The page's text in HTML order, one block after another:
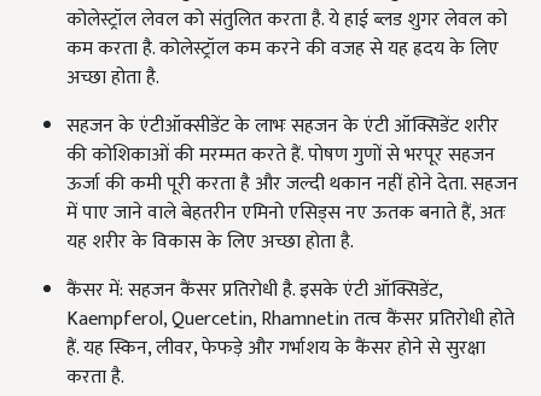
कोलेस्ट्रॉल लेवल को संतुलित करता है. ये हाई ब्लड शुगर लेवल को
कम करता है. कोलेस्ट्रॉल कम करने की वजह से यह ह्रदय के लिए
अच्छा होता है.
सहजन के एंटीऑक्सीडेंट के लाभः सहजन के एंटी ऑक्सिडेंट शरीर
की कोशिकाओं की मरम्मत करते हैं. पोषण गुणों से भरपूर सहजन
ऊर्जा की कमी पूरी करता है और जल्दी थकान नहीं होने देता. सहजन
में पाए जाने वाले बेहतरीन एमिनो एसिड्स नए ऊतक बनाते हैं, अतः
यह शरीर के विकास के लिए अच्छा होता है.
कैंसर में: सहजन कैंसर प्रतिरोधी है. इसके एंटी ऑक्सिडेंट,
Kaempferol, Quercetin, Rhamnetin तत्व कैंसर प्रतिरोधी होते
हैं. यह स्किन, लीवर, फेफड़े और गर्भाशय के कैंसर होने से सुरक्षा
करता है.